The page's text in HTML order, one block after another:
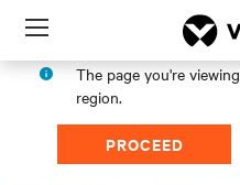
Menu
The page you're
region.
PROCEED